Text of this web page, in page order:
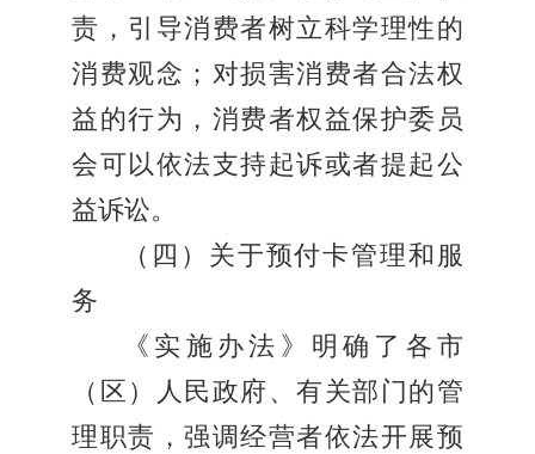
责，引导消费者树立科学理性的
消费观念；对损害消费者合法权
益的行为，消费者权益保护委员
会可以依法支持起诉或者提起公
益诉讼。
（四）关于预付卡管理和服
务
《实施办法》明确了各市
（区）人民政府、有关部门的管
理职责，强调经营者依法开展预